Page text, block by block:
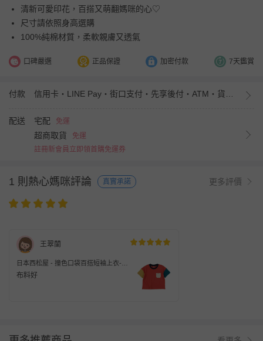
清新可愛印花，百搭又萌翻媽咪的心♡
尺寸請依照身高選購
100%純棉材質，柔軟親膚又透氣
口碑嚴選 正品保證 加密付款 7天鑑賞
付款
配送 宅配 免運
超商取貨
免運
註冊新會員立即領首購免運券
1 則熱心媽咪評論 真實承諾 更多評價
王翠蘭
日本西松屋 - 撞色口袋百搭短袖上衣-茄
紅
布料好